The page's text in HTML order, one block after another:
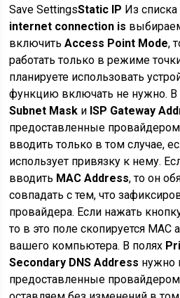
Save SettingsStatic IP Из
internet connection is
включитьAccess Point Mode,
работать только в режиме
планируете использовать
функцию включать не нужно. В
Subnet Mask и ISP Gateway
предоставленные
вводить только в том случае,
использует привязку к нему.
вводить MAC Address, то он
совпадать с тем, что
провайдера. Если нажать
то в это поле скопируется MAC
вашего компьютера. В полях
Secondary DNS Address нужно
предоставленные